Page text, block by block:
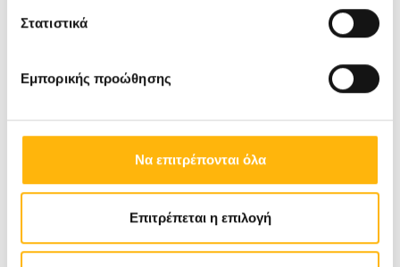
Στατιστικά
Εμπορικής προώθησης
Να επιτρέπονται όλα
Επιτρέπεται η επιλογή